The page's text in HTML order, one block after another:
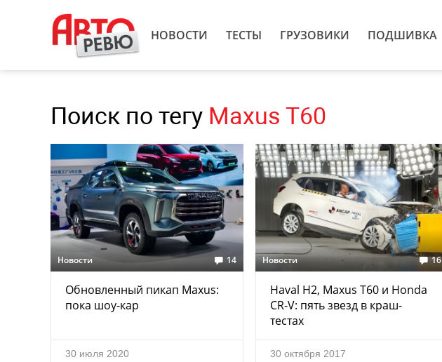
НОВОСТИ ТЕСТЫ ГРУЗОВИКИ ПОДШИВКА
Поиск по тегу Maxus T60
Новости 14
Обновленный пикап Maxus:
пока шоу-кар
30 июля 2020
Новости 16
Haval H2, Maxus T60 и Honda
CR-V: пять звезд в краш-
тестах
30 октября 2017